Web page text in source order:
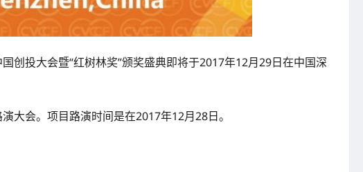
创投大会暨“红树林奖”颁奖盛典即将于2017年12月29日在中国深
大会。项目路演时间是在2017年12月28日。